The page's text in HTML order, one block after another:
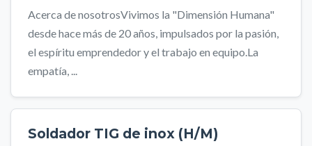
Acerca de nosotrosVivimos la "Dimensión Humana"
desde hace más de 20 años, impulsados por la pasión,
el espíritu emprendedor y el trabajo en equipo.La
empatía, ...
Soldador TIG de inox (H/M)